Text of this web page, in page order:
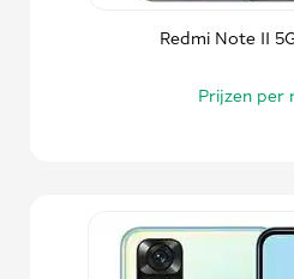
Redmi Note 11
Prijzen per